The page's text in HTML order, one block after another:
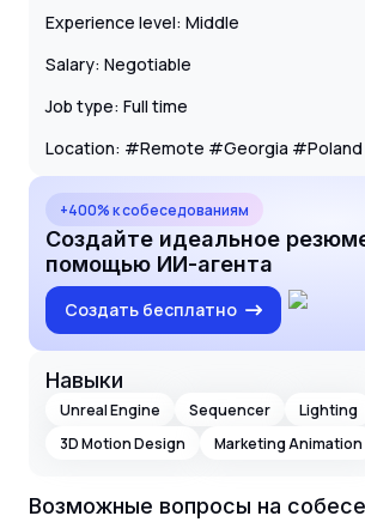
Experience level: Middle
Salary: Negotiable
Job type: Full time
Location: #Remote #Georgia #Poland
+400% к собеседованиям
Создайте идеальное
помощью ИИ-агента
Создать бесплатно
Навыки
Unreal Engine Sequencer
Lighting
3D Motion Design
Marketing Animation
Возможные вопросы на